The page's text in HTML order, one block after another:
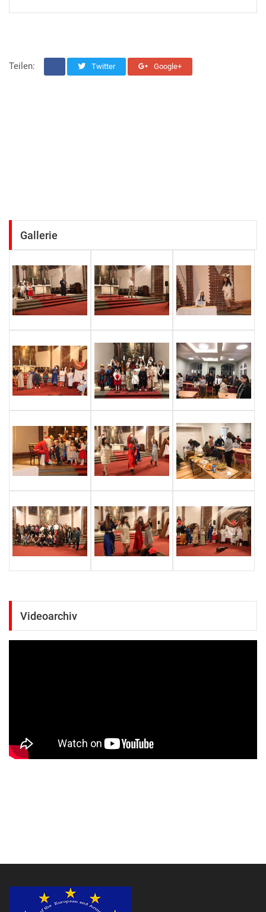
Teilen: Twitter Google+
Gallerie
Videoarchiv